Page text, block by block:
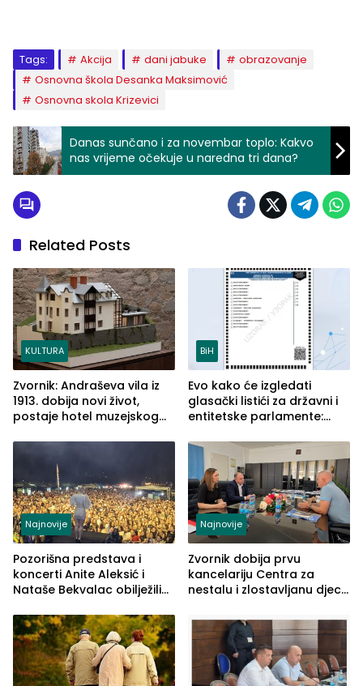
Tags: Akcija dani jabuke
obrazovanje
Osnovna škola Desanka Maksimović
Osnovna skola Krizevici
Danas sunčano i za novembar toplo: Kakvo
nas vrijeme očekuje u naredna tri dana?
Related Posts
KULTURA
Zvornik: Andraševa vila iz
1913. dobija novi život,
postaje hotel muzejskog
BiH
Evo kako će izgledati
glasački listići za državni i
entitetske parlamente:
vidljive na njima
Najnovije
Pozorišna predstava i
koncerti Anite Aleksić i
Nataše Bekvalac obilježili
ljeta (FOTO)
Najnovije
Zvornik dobija prvu
kancelariju Centra za
nestalu i zlostavljanu djecu